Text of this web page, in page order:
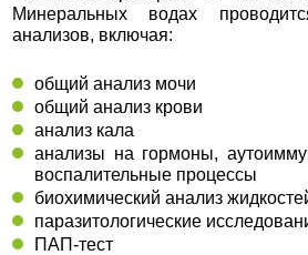
Минеральных водах
анализов, включая:
общий анализ мочи
общий анализ крови
анализ кала
анализы на гормоны,
воспалительные процессы
биохимический анализ
паразитологические
ПАП-тест